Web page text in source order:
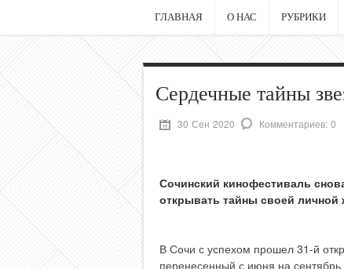
ГЛАВНАЯ О НАС РУБРИКИ
Сердечные тайны
30 Сен 2020 Комментариев: 0
Сочинский кинофестиваль
открывать тайны своей личной
В Сочи с успехом прошел 31-й
перенесенный с июня на